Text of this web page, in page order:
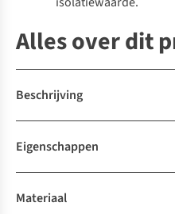
Alles over dit
Beschrijving
Eigenschappen
Materiaal